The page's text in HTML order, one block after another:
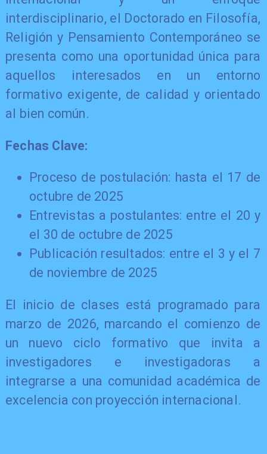
interdisciplinario, el Doctorado en Filosofía,
Religión y Pensamiento Contemporáneo se
presenta como una oportunidad única para
aquellos interesados en un entorno
formativo exigente, de calidad y orientado
al bien común.
Fechas Clave:
Proceso de postulación: hasta el 17 de
octubre de 2025
Entrevistas a postulantes: entre el 20 y
el 30 de octubre de 2025
Publicación resultados: entre el 3 y el 7
de noviembre de 2025
El inicio de clases está programado para
marzo de 2026, marcando el comienzo de
un nuevo ciclo formativo que invita a
investigadores e investigadoras a
integrarse a una comunidad académica de
excelencia con proyección internacional.